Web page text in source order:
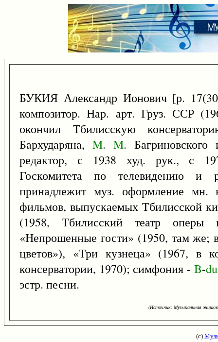
БУКИЯ Александр Ионович [р.
композитор. Нар. арт. Груз. ССР
окончил Тбилисскую
Бархударяна, M. M.
редактор, с 1938 худ. рук., с
Госкомитета по телевидению
принадлежит муз. оформление мн.
фильмов, выпускаемых Тбилисской
(1958, Тбилисский театр
«Непрошенные гости» (1950, там же;
цветов»), «Три кузнеца» (1967, в
консерватории, 1970); симфония - B-
эстр. песни.
(Источник: Музыкальная
(с)